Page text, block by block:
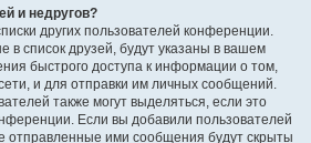
и недругов?
других пользователей конференции.
в список друзей, будут указаны в вашем
быстрого доступа к информации о том,
и для отправки им личных сообщений.
также могут выделяться, если это
Если вы добавили пользователей
отправленные ими сообщения будут скрыты